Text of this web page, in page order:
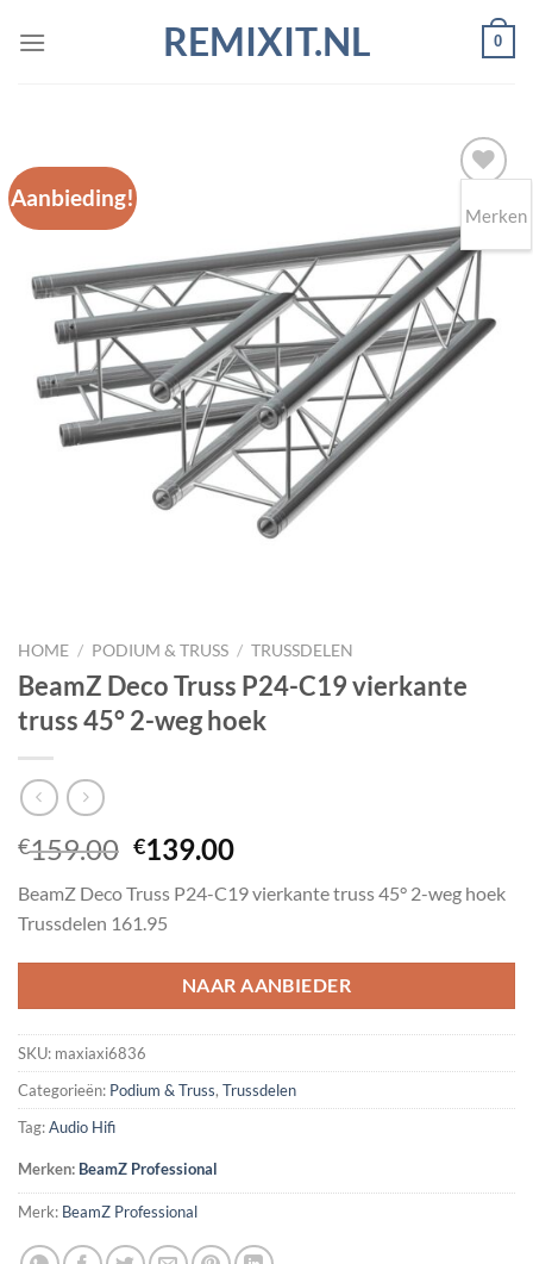
naar
REMIXIT.NL 0
Aanbieding!
Toevoegen
aan
wenslijst
HOME / PODIUM & TRUSS / TRUSSDELEN
BeamZ Deco Truss P24-C19 vierkante
truss 45° 2-weg hoek
€159.00 Oorspronkelijke
was:
€159.00.
€139.00Huidige
is:
BeamZ Deco Truss P24-C19 vierkante truss 45° 2-weg hoek
Trussdelen 161.95
NAAR AANBIEDER
SKU: maxiaxi6836
Categorieën: Podium & Truss, Trussdelen
Tag:Audio Hifi
Merken: BeamZ Professional
Merk: BeamZ Professional
Merken